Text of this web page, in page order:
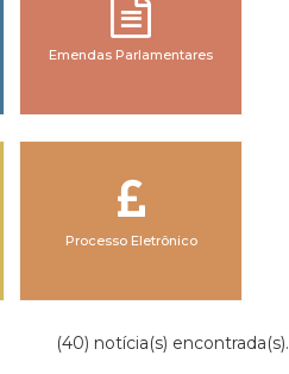
Emendas Parlamentares
Processo Eletrônico
(40) notícia(s) encontrada(s).